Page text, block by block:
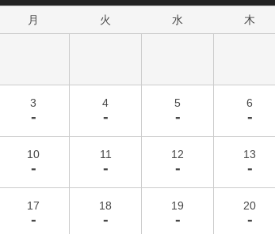
月 火 水 木
3
-
4
-
5
-
6
-
10
-
11
-
12
-
13
-
17
-
18
-
19
-
20
-